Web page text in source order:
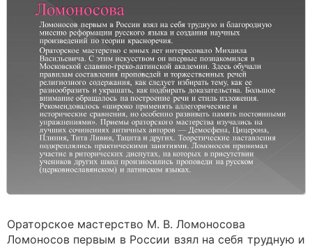
Ораторское мастерство М. В. Ломоносова
Ломоносов первым в России взял на себя трудную и